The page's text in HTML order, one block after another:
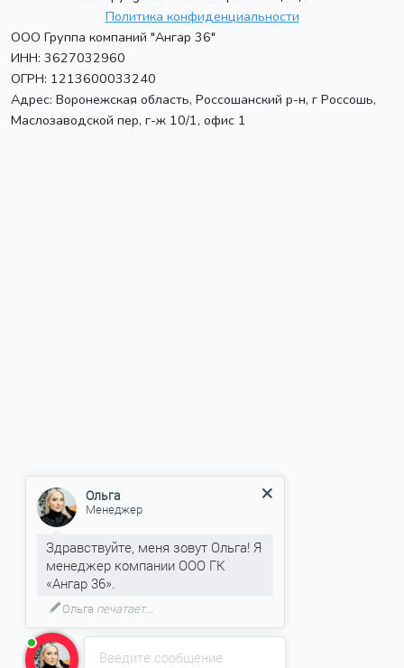
Политика конфиденциальности
ООО Группа компаний "Ангар 36"
ИНН: 3627032960
ОГРН: 1213600033240
Адрес: Воронежская область, Россошанский р-н, г Россошь,
Маслозаводской пер, г-ж 10/1, офис 1
Введите сообщение
Ольга
Менеджер
Здравствуйте, меня зовут Ольга! Я
менеджер компании ООО ГК
«Ангар 36».
Ольга печатает...